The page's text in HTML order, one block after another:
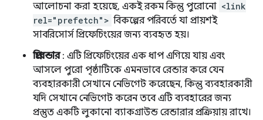
আলোচনা করা হয়েছে, একই রকম কিন্তু পুরোনো <link
rel="prefetch"> বিকল্পের পরিবর্তে যা প্রায়শই
সাবরিসোর্স প্রিফেচিংয়ের জন্য ব্যবহৃত হয়।
প্রিরেন্ডার: এটি প্রিফেচিংয়ের এক ধাপ এগিয়ে যায় এবং
আসলে পুরো পৃষ্ঠাটিকে এমনভাবে রেন্ডার করে যেন
ব্যবহারকারী সেখানে নেভিগেট করেছেন, কিন্তু ব্যবহারকারী
যদি সেখানে নেভিগেট করেন তবে এটি ব্যবহারের জন্য
প্রস্তুত একটি লুকানো ব্যাকগ্রাউন্ড রেন্ডারার প্রক্রিয়ায় রাখে।